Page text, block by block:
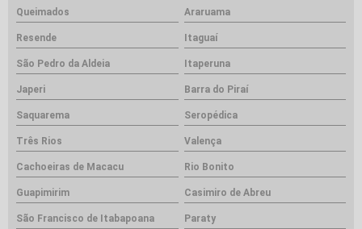
Queimados Araruama
Resende Itaguaí
São Pedro da Aldeia Itaperuna
Japeri Barra do Piraí
Saquarema Seropédica
Três Rios Valença
Cachoeiras de Macacu Rio Bonito
Guapimirim Casimiro de Abreu
São Francisco de Itabapoana Paraty